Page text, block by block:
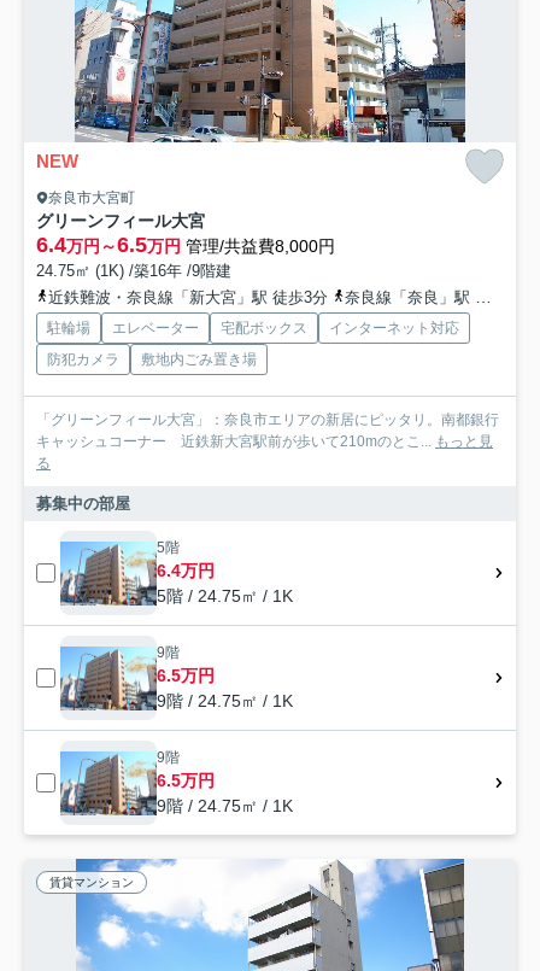
NEW
奈良市大宮町
グリーンフィール大宮
6.4万円～6.5万円 管理/共益費8,000円
24.75㎡ (1K) /築16年 /9階建
近鉄難波・奈良線「新大宮」駅 徒歩3分
奈良線「奈良」駅 徒歩10分
駐輪場 エレベーター 宅配ボックス
インターネット対応
防犯カメラ
敷地内ごみ置き場
「グリーンフィール大宮」：奈良市エリアの新居にピッタリ。南都銀行
キャッシュコーナー 近鉄新大宮駅前が歩いて210mのとこ... もっと見
る
募集中の部屋
5階
6.4万円
5階 / 24.75㎡ / 1K
9階
6.5万円
9階 / 24.75㎡ / 1K
9階
6.5万円
9階 / 24.75㎡ / 1K
賃貸マンション